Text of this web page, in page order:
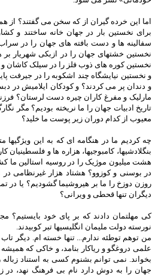
اما این خرده گیران از که سخن می گفتند؟ از
برای نخستین بار در جهان خانه ساختند و
سفالینه ها و دست بافته های جهان را در
نخستین خشتهای جهان را در ازبکی شهریار بر
نخستین کوره های ذوب فلز را در سیلک کاشان و
و نخستین نیایشگاه چند اشکوبه را در جیرفت
و دندان پر می کردند؟ و کودکان ایلامیش در
مارلیک و مفرغ کاران چیره دست لرستان؟
تاریخ ادبیات جهان را ما نریخته بودیم؟ مگر
معیوب از کدام دوران زیر پوست ما خلید؟
چه کردیم ما در هنگامه ای که به این
بنگلادشیها، کامبوجیها، هزاره ها و
هشت میلیون موژیک را در روسیه استالین ما
در بوسنی و کوزوو؟ هشتاد هزار غیرنظامی در
روزن دوزخ را ما بر هیروشیما گشودیم؟ یا در
دیگران تنها قحطی و ویرانی؟
کی مهلتمان دادند که بر پای خود
نورسته دولت ملیمان انگلیسیها تبر کوبیدند.
من توهم توطئه ندارم... تنها خسته ام. دیگر
علمی دروغگو و ریاکار بنامد، و خاکی که
بخواند. نمی توانم بشنوم کسی به استناد
جهان را به دوش دارد نام بی فرهنگ نهد،